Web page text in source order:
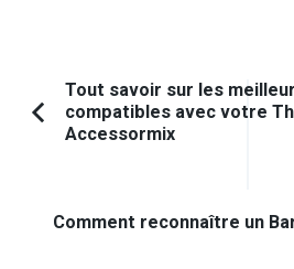
Navigation
d'article
Article
Tout savoir sur les
compatibles avec votre
Accessormix
Comment reconnaître un